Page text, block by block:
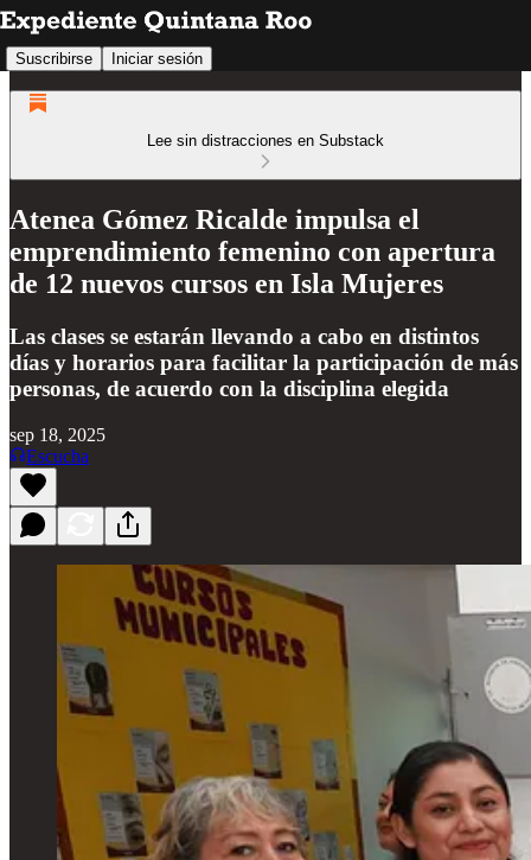
Suscribirse Iniciar sesión
Lee sin distracciones en Substack
Atenea Gómez Ricalde impulsa el
emprendimiento femenino con apertura
de 12 nuevos cursos en Isla Mujeres
Las clases se estarán llevando a cabo en distintos
días y horarios para facilitar la participación de más
personas, de acuerdo con la disciplina elegida
sep 18, 2025
Escucha